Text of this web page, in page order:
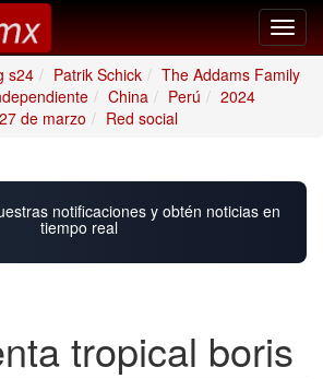
s24 Patrik Schick
The Addams Family
China Perú
2024
27 de marzo
Red social
notificaciones y obtén noticias en
tiempo real
tropical boris